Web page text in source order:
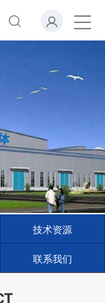
技术资源
联系我们